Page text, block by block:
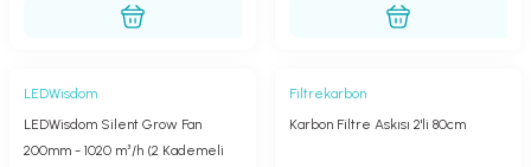
LEDWisdom
LEDWisdom Silent Grow Fan
200mm - 1020 m³/h (2 Kademeli
Filtrekarbon
Karbon Filtre Askısı 2'li 80cm